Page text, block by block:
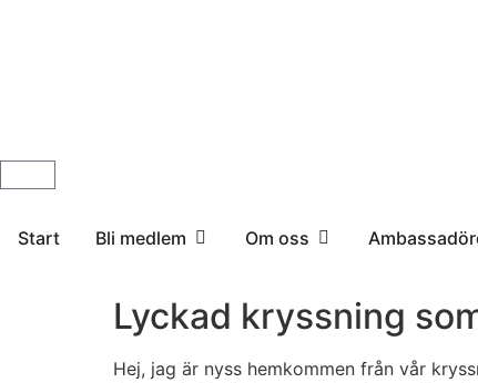
Start Bli medlem Om oss
Lyckad kryssning
Hej, jag är nyss hemkommen från vår